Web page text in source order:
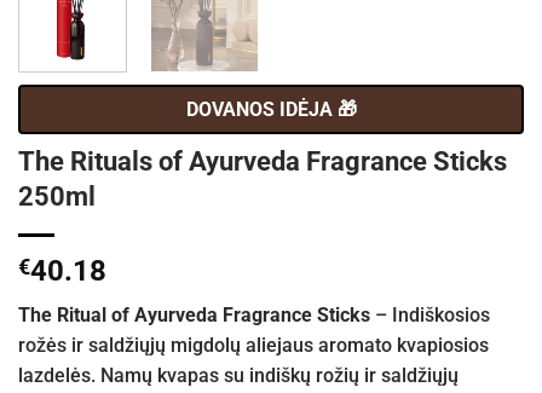
DOVANOS IDĖJA 🎁
The Rituals of Ayurveda Fragrance Sticks
250ml
€40.18
The Ritual of Ayurveda Fragrance Sticks – Indiškosios
rožės ir saldžiųjų migdolų aliejaus aromato kvapiosios
lazdelės. Namų kvapas su indiškų rožių ir saldžiųjų